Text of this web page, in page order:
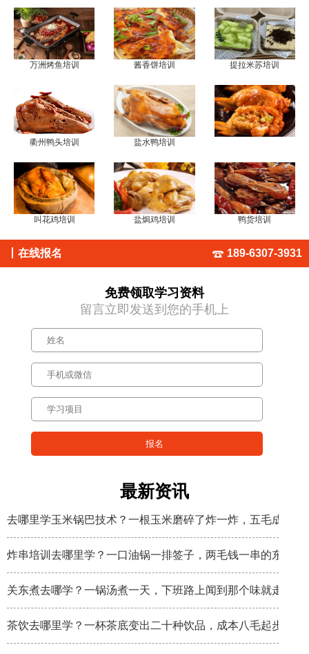
万洲烤鱼培训 酱香饼培训 提拉米苏培训
衢州鸭头培训 盐水鸭培训
叫花鸡培训 盐焗鸡培训 鸭货培训
在线报名 189-6307-3931
免费领取学习资料
留言立即发送到您的手机上
最新资讯
去哪里学玉米锅巴技术？一根玉米磨碎了炸一炸，五毛成本卖
炸串培训去哪里学？一口油锅一排签子，两毛钱一串的东西炸
关东煮去哪学？一锅汤煮一天，下班路上闻到那个味就走不动
茶饮去哪里学？一杯茶底变出二十种饮品，成本八毛起步